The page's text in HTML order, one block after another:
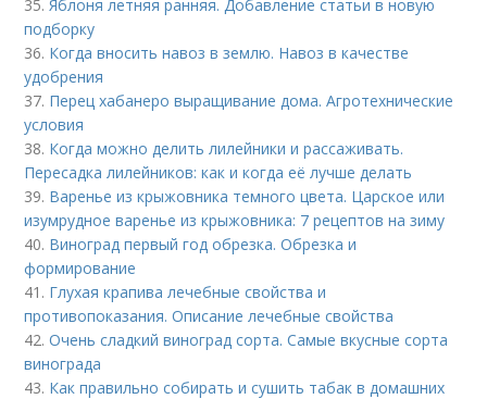
35. Яблоня летняя ранняя. Добавление статьи в новую
подборку
36. Когда вносить навоз в землю. Навоз в качестве
удобрения
37. Перец хабанеро выращивание дома. Агротехнические
условия
38. Когда можно делить лилейники и рассаживать.
Пересадка лилейников: как и когда её лучше делать
39. Варенье из крыжовника темного цвета. Царское или
изумрудное варенье из крыжовника: 7 рецептов на зиму
40. Виноград первый год обрезка. Обрезка и
формирование
41. Глухая крапива лечебные свойства и
противопоказания. Описание лечебные свойства
42.Очень сладкий виноград сорта. Самые вкусные сорта
винограда
43. Как правильно собирать и сушить табак в домашних